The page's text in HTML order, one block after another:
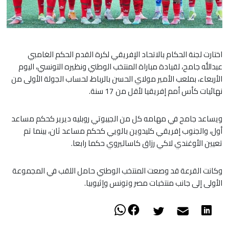
اختارت لجنة الحكام بالاتحاد الإفريقي لكرة القدم الحكم الغامبي
عبدالله جامح، لقيادة مباراة المنتخب الوطني ونظيره التونسي، اليوم
الأربعاء، بملعب الأمير مولاي الحسن بالرباط، لحساب الجولة الأولى من
نهائيات كأس أمم إفريقيا لأقل من 17 سنة.
ويساعد جامح في مهامه كل من الجيبوتي روبليه ديرير كحكم مساعد
أول، والجنوب إفريقي كليدوين بالويي كحكم مساعد ثان، بينما تم
تعيين الأوغندي لاكي رزاق كاساليروي حكما رابعا.
وكانت القرعة قد وصعت المنتخب الوطني حامل اللقب في المجموعة
الأولى إلى جانب منتخبات مصر وتونس وإثيوبيا.